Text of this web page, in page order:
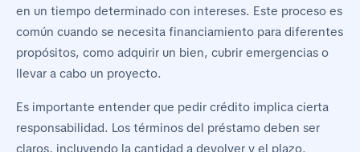
en un tiempo determinado con intereses. Este proceso es
común cuando se necesita financiamiento para diferentes
propósitos, como adquirir un bien, cubrir emergencias o
llevar a cabo un proyecto.
Es importante entender que pedir crédito implica cierta
responsabilidad. Los términos del préstamo deben ser